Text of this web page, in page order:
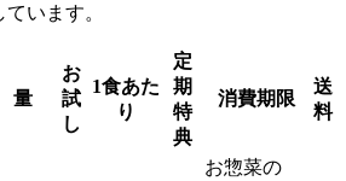
います。
量
お
試
し
1食あた
り
定
期
特
典
消費期限
送
料
お惣菜の